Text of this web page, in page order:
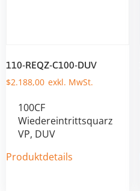
110-REQZ-C100-DUV
$2.188,00
100CF
Wiedereintrittsquarz
VP, DUV
Produktdetails